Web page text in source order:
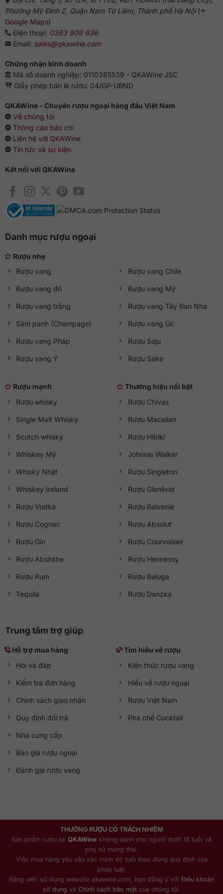
mì Ý. Đặc biệt là những món thịt chế biến cầu kỳ, nhiều gia
vị, nhiều sốt hoặc ướp với rượu đỏ sẽ càng bùng nổ những
hương vị hấp dẫn nhất của chai vang này.
Các Giải Thưởng Lớn
Le Guide Hachette des Vins, 2016: 1 Star
Concours Mondial de Bruxelles, 2013: Silver
Le Guide Hachette des Vins, 2002: Cité
Địa Chỉ Cung Cấp Vang Pháp Chính Hãng
Nhiều Ưu Đãi
Cửa hàng QKAWine
hiểu rất nhiều dòng vang nhập khẩu uy tín không chỉ có
Ý, Úc, Mỹ,…
QKAWine luôn trợ giá với những chương trình ưu đãi hấp
hotline 0363 90 9636 hoặc truy cập
khảo chi tiết giá rượu vang đỏ
Phường Mỹ Đình 2, Quận Nam Từ Liêm, Thành phố Hà Nội(
Google Maps)
Điện thoại: 0363 909 636
Email: sales@qkawine.com
Chứng nhận kinh doanh
Mã số doanh nghiệp: 0110385539 - QKAWine JSC
Giấy phép bán lẻ rượu: 04/GP-UBND
QKAWine - Chuyên rượu ngoại hàng đầu Việt Nam
Về chúng tôi
Thông cáo báo chí
Liên hệ với QKAWine
Tin tức và sự kiện
Kết nối với QKAWine
Danh mục rượu ngoại
Rượu nhẹ
Rượu vang
Rượu vang đỏ
Rượu vang trắng
Sâm panh (Champage)
Rượu vang Pháp
Rượu vang Ý
Rượu vang Chile
Rượu vang Mỹ
Rượu vang Tây Ban Nha
Rượu vang Úc
Rượu Soju
Rượu Sake
Rượu mạnh
Rượu whisky
Single Malt Whisky
Scotch whisky
Whiskey Mỹ
Whisky Nhật
Whiskey Ireland
Rượu Vodka
Rượu Cognac
Rượu Gin
Rượu Absinthe
Rượu Rum
Tequila
Thương hiệu nổi bật
Rượu Chivas
Rượu Macallan
Rượu Hibiki
Johnnie Walker
Rượu Singleton
Rượu Glenlivet
Rượu Balvenie
Rượu Absolut
Rượu Courvoisier
Rượu Hennessy
Rượu Beluga
Rượu Danzka
Trung tâm trợ giúp
Hỗ trợ mua hàng
Hỏi và đáp
Kiểm tra đơn hàng
Chính sách giao nhận
Quy định đổi trả
Nhà cung cấp
Báo giá rượu ngoại
Đánh giá rượu vang
Tìm hiểu về rượu
Kiến thức rượu vang
Hiểu về rượu ngoại
Rượu Việt Nam
Pha chế Cocktail
THƯỞNG RƯỢU CÓ TRÁCH NHIỆM
Sản phẩm rượu tại QKAWine không dành cho người dưới 18 tuổi và
phụ nữ mang thai.
Việc mua hàng yêu cầu xác minh độ tuổi theo đúng quy định của
pháp luật.
Bằng việc sử dụng website qkawine.com , bạn đồng ý với Điều khoản
sử dụng và Chính sách bảo mậtcủa chúng tôi.